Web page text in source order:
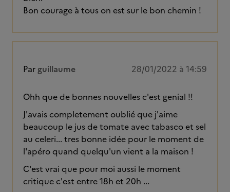
Bon courage à tous on est sur le bon chemin !
Parguillaume 28/01/2022 à 14:59
Ohh que de bonnes nouvelles c'est genial !!
J'avais completement oublié que j'aime
beaucoup le jus de tomate avec tabasco et sel
au celeri... tres bonne idée pour le moment de
l'apéro quand quelqu'un vient a la maison !
C'est vrai que pour moi aussi le moment
critique c'est entre 18h et 20h ...